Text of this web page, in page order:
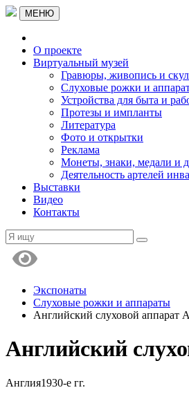
МЕНЮ
О проекте
Виртуальный музей
Гравюры, живопись и
Слуховые рожки и
Устройства для быта и
Протезы и импланты
Литература
Фото и открытки
Реклама
Монеты, знаки, медали и
Деятельность артелей
Выставки
Видео
Контакты
Экспонаты
Слуховые рожки и аппараты
Английский слуховой аппарат
Английский
Англия1930-е гг.